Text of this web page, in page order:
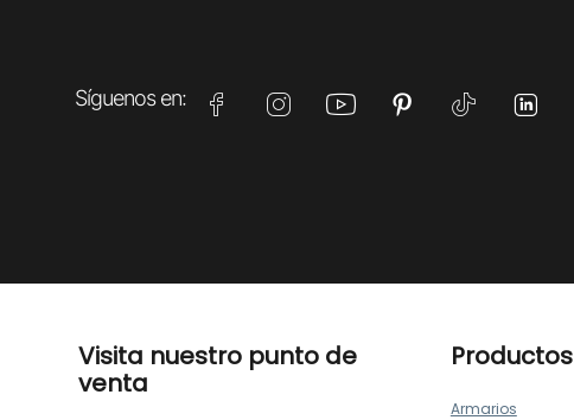
Visita nuestro punto de
venta
Productos
Armarios